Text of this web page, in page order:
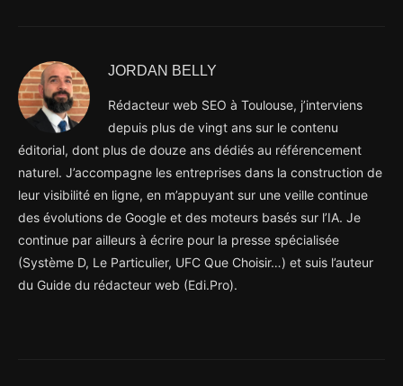
JORDAN BELLY
Rédacteur web SEO à Toulouse, j’interviens
depuis plus de vingt ans sur le contenu
éditorial, dont plus de douze ans dédiés au référencement
naturel. J’accompagne les entreprises dans la construction de
leur visibilité en ligne, en m’appuyant sur une veille continue
des évolutions de Google et des moteurs basés sur l’IA. Je
continue par ailleurs à écrire pour la presse spécialisée
(Système D, Le Particulier, UFC Que Choisir…) et suis l’auteur
du Guide du rédacteur web (Edi.Pro).